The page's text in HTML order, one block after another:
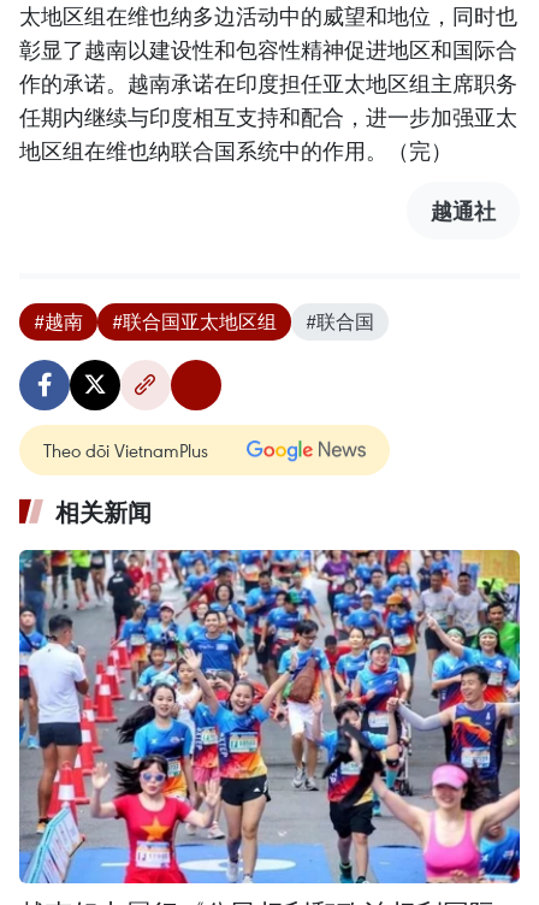
太地区组在维也纳多边活动中的威望和地位，同时也
彰显了越南以建设性和包容性精神促进地区和国际合
作的承诺。越南承诺在印度担任亚太地区组主席职务
任期内继续与印度相互支持和配合，进一步加强亚太
地区组在维也纳联合国系统中的作用。（完）
越通社
#越南 #联合国亚太地区组 #联合国
Theo dõi VietnamPlus
相关新闻